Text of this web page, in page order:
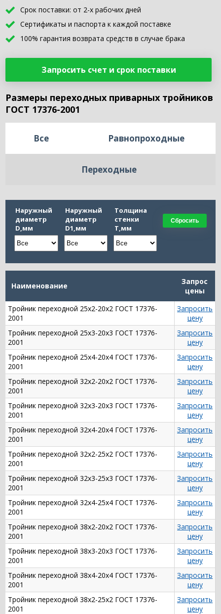
Срок поставки: от 2-х рабочих дней
Сертификаты и паспорта к каждой поставке
100% гарантия возврата средств в случае брака
Запросить счет и срок поставки
Размеры переходных приварных тройников
ГОСТ 17376-2001
Все Равнопроходные
Переходные
Наружный
диаметр
D,мм
Наружный
диаметр
D1,мм
Толщина
стенки
Т,мм
Сбросить
Наименование
Запрос
цены
Тройник переходной 25х2-20х2 ГОСТ 17376-
2001
Запросить
цену
Тройник переходной 25х3-20х3 ГОСТ 17376-
2001
Запросить
цену
Тройник переходной 25х4-20х4 ГОСТ 17376-
2001
Запросить
цену
Тройник переходной 32х2-20х2 ГОСТ 17376-
2001
Запросить
цену
Тройник переходной 32х3-20х3 ГОСТ 17376-
2001
Запросить
цену
Тройник переходной 32х4-20х4 ГОСТ 17376-
2001
Запросить
цену
Тройник переходной 32х2-25х2 ГОСТ 17376-
2001
Запросить
цену
Тройник переходной 32х3-25х3 ГОСТ 17376-
2001
Запросить
цену
Тройник переходной 32х4-25х4 ГОСТ 17376-
2001
Запросить
цену
Тройник переходной 38х2-20х2 ГОСТ 17376-
2001
Запросить
цену
Тройник переходной 38х3-20х3 ГОСТ 17376-
2001
Запросить
цену
Тройник переходной 38х4-20х4 ГОСТ 17376-
2001
Запросить
цену
Тройник переходной 38х2-25х2 ГОСТ 17376-
2001
Запросить
цену